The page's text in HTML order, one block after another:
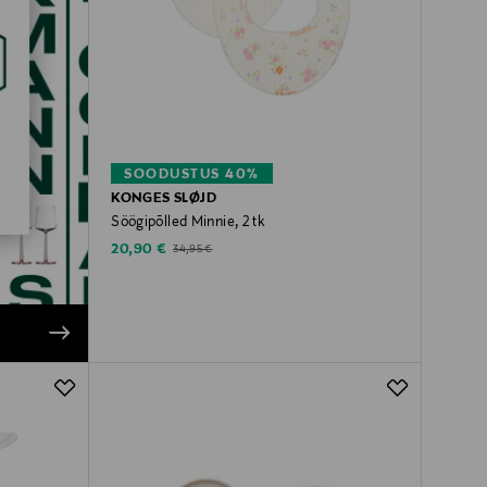
SOODUSTUS 40%
KONGES SLØJD
Söögipõlled Minnie, 2 tk
Discounted Price
20,90 € Original Price
34,95 €